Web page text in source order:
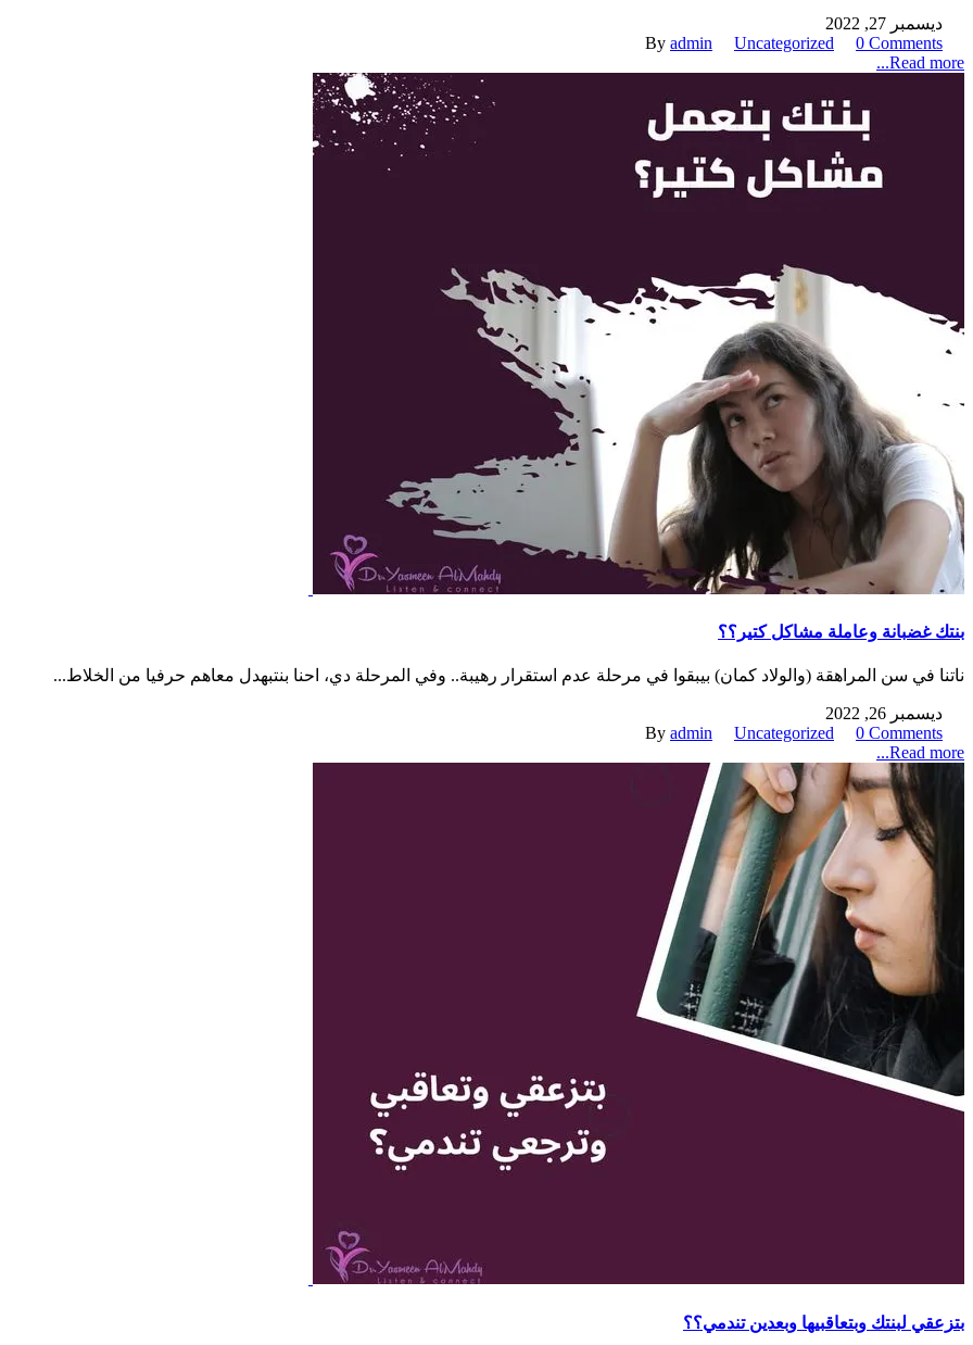
ديسمبر 27, 2022
By admin Uncategorized
0 Comments
Read more...
بنتك غضبانة وعاملة مشاكل كتير؟؟
ناتنا في سن المراهقة (والولاد كمان) بيبقوا في مرحلة عدم استقرار رهيبة.. وفي المرحلة دي، احنا بنتبهدل معاهم حرفيا من الخلاط...
ديسمبر 26, 2022
By admin Uncategorized
0 Comments
Read more...
بتزعقي لبنتك وبتعاقبيها وبعدين تندمي؟؟